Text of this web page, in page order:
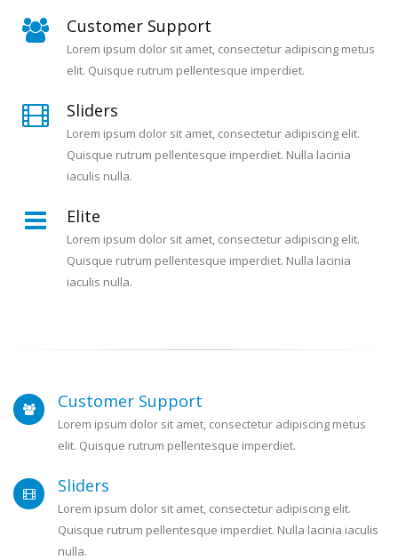
Customer Support
Lorem ipsum dolor sit amet, consectetur adipiscing metus
elit. Quisque rutrum pellentesque imperdiet.
Sliders
Lorem ipsum dolor sit amet, consectetur adipiscing elit.
Quisque rutrum pellentesque imperdiet. Nulla lacinia
iaculis nulla.
Elite
Lorem ipsum dolor sit amet, consectetur adipiscing elit.
Quisque rutrum pellentesque imperdiet. Nulla lacinia
iaculis nulla.
Customer Support
Lorem ipsum dolor sit amet, consectetur adipiscing metus
elit. Quisque rutrum pellentesque imperdiet.
Sliders
Lorem ipsum dolor sit amet, consectetur adipiscing elit.
Quisque rutrum pellentesque imperdiet. Nulla lacinia iaculis
nulla.